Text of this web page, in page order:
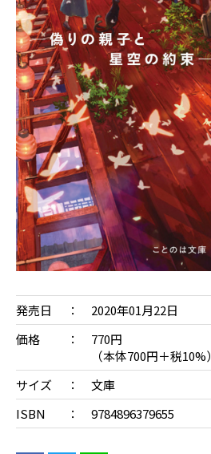
発売日
2020年01月22日
価格
770円
（本体700円＋税10%）
サイズ
文庫
ISBN
9784896379655